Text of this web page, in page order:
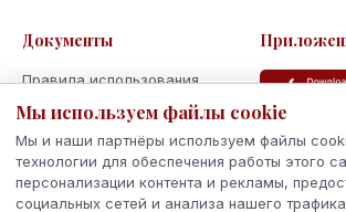
Документы
Правила использования
Политика
Использование cookie
Кодекс поведения и этики
Мы используем файлы cookie
Мы и наши партнёры используем файлы
технологии для обеспечения работы этого
персонализации контента и рекламы,
социальных сетей и анализа нашего